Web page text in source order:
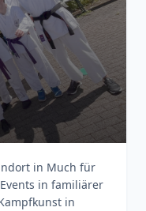
in Much für
in familiärer
in